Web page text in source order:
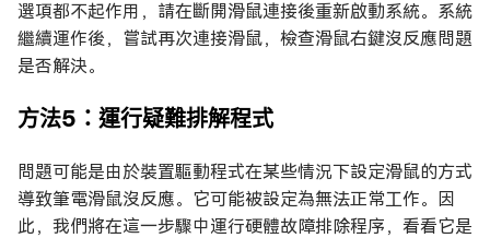
選項都不起作用，請在斷開滑鼠連接後重新啟動系統。系統
繼續運作後，嘗試再次連接滑鼠，檢查滑鼠右鍵沒反應問題
是否解決。
方法5：運行疑難排解程式
問題可能是由於裝置驅動程式在某些情況下設定滑鼠的方式
導致筆電滑鼠沒反應。它可能被設定為無法正常工作。因
此，我們將在這一步驟中運行硬體故障排除程序，看看它是